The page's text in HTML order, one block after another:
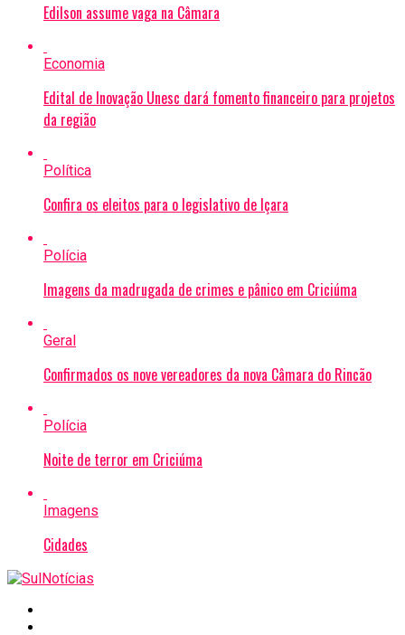
Edilson assume vaga na Câmara
Economia
Edital de Inovação Unesc dará fomento financeiro para projetos
da região
Política
Confira os eleitos para o legislativo de Içara
Polícia
Imagens da madrugada de crimes e pânico em Criciúma
Geral
Confirmados os nove vereadores da nova Câmara do Rincão
Polícia
Noite de terror em Criciúma
Imagens
Cidades